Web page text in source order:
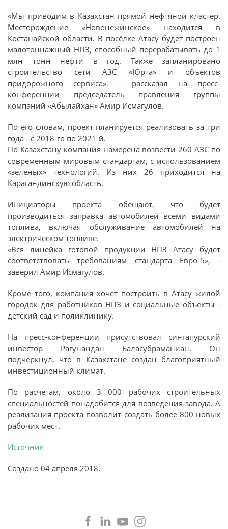
«Мы приводим в Казахстан прямой нефтяной кластер.
Месторождение «Новонежинское» находится в
Костанайской области. В посёлке Атасу будет построен
малотоннажный НПЗ, способный перерабатывать до 1
млн тонн нефти в год. Также запланировано
строительство сети АЗС «Юрта» и объектов
придорожного сервиса», - рассказал на пресс-
конференции председатель правления группы
компаний «Абылайхан» Амир Исмагулов.
По его словам, проект планируется реализовать за три
года - с 2018-го по 2021-й.
По Казахстану компания намерена возвести 260 АЗС по
современным мировым стандартам, с использованием
«зелёных» технологий. Из них 26 приходится на
Карагандинскую область.
Инициаторы проекта обещают, что будет
производиться заправка автомобилей всеми видами
топлива, включая обслуживание автомобилей на
электрическом топливе.
«Вся линейка готовой продукции НПЗ Атасу будет
соответствовать требованиям стандарта Евро-5», -
заверил Амир Исмагулов.
Кроме того, компания хочет построить в Атасу жилой
городок для работников НПЗ и социальные объекты -
детский сад и поликлинику.
На пресс-конференции присутствовал сингапурский
инвестор Рагунандан Баласубраманиан. Он
подчеркнул, что в Казахстане создан благоприятный
инвестиционный климат.
По расчётам, около 3 000 рабочих строительных
специальностей понадобится для возведения завода. А
реализация проекта позволит создать более 800 новых
рабочих мест.
Источник
Создано 04 апреля 2018.